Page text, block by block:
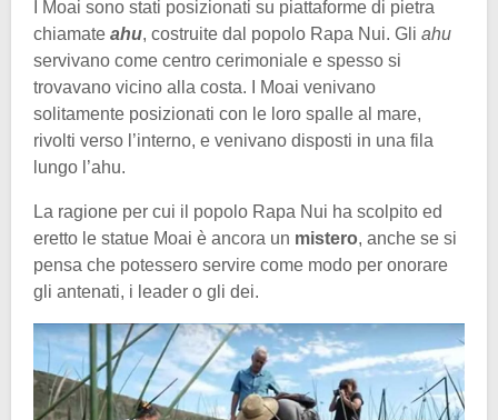
I Moai sono stati posizionati su piattaforme di pietra
chiamate ahu, costruite dal popolo Rapa Nui. Gli ahu
servivano come centro cerimoniale e spesso si
trovavano vicino alla costa. I Moai venivano
solitamente posizionati con le loro spalle al mare,
rivolti verso l’interno, e venivano disposti in una fila
lungo l’ahu.
La ragione per cui il popolo Rapa Nui ha scolpito ed
eretto le statue Moai è ancora un mistero, anche se si
pensa che potessero servire come modo per onorare
gli antenati, i leader o gli dei.